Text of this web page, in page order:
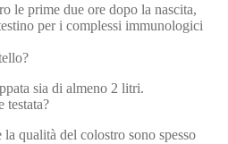
le prime due ore dopo la nascita,
per i complessi immunologici
sia di almeno 2 litri.
testata?
qualità del colostro sono spesso